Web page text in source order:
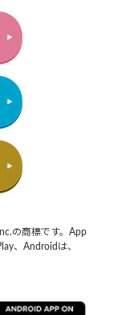
の商標です。App
、Androidは、